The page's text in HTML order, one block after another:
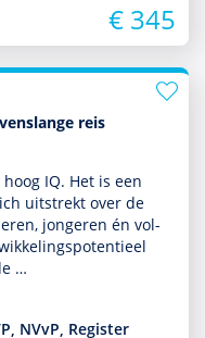
€ 345
reis
IQ. Het is een
uitstrekt over de
jongeren én vol­
…
NVvP, Register